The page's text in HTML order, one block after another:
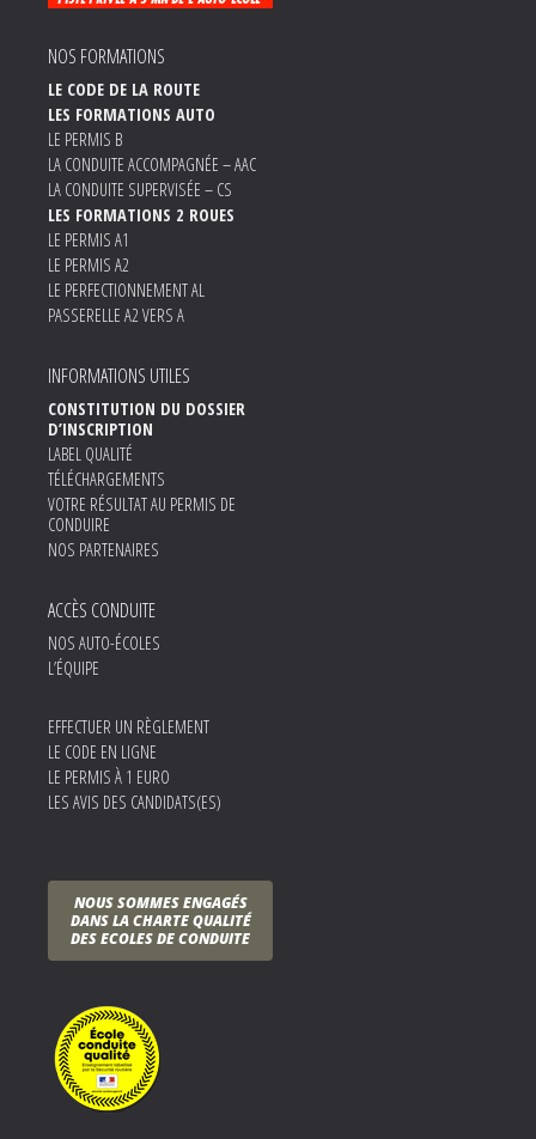
NOS FORMATIONS
LE CODE DE LA ROUTE
LES FORMATIONS AUTO
LE PERMIS B
LA CONDUITE ACCOMPAGNÉE – AAC
LA CONDUITE SUPERVISÉE – CS
LES FORMATIONS 2 ROUES
LE PERMIS A1
LE PERMIS A2
LE PERFECTIONNEMENT AL
PASSERELLE A2 VERS A
INFORMATIONS UTILES
CONSTITUTION DU DOSSIER
D’INSCRIPTION
LABEL QUALITÉ
TÉLÉCHARGEMENTS
VOTRE RÉSULTAT AU PERMIS DE
CONDUIRE
NOS PARTENAIRES
ACCÈS CONDUITE
NOS AUTO-ÉCOLES
L’ÉQUIPE
EFFECTUER UN RÈGLEMENT
LE CODE EN LIGNE
LE PERMIS À 1 EURO
LES AVIS DES CANDIDATS(ES)
NOUS SOMMES ENGAGÉS
DANS LA CHARTE QUALITÉ
DES ECOLES DE CONDUITE